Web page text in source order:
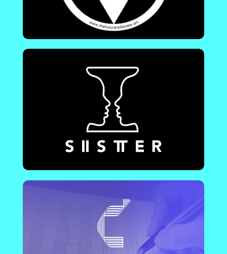
En savoir plus !
Présence Compositrices
Outils à 360 ° à destination du réseau de la
musique classique professionnel et amateur :
base de données, ressources, soutien à la
programmation, à la création, observation...
France - Toulouse | Media en ligne dédié aux
artistes femmes, transgenres, queer et non-
binaires : illustratrices, DJ, musiciennes,
vidéastes, photographes, écrivaines…